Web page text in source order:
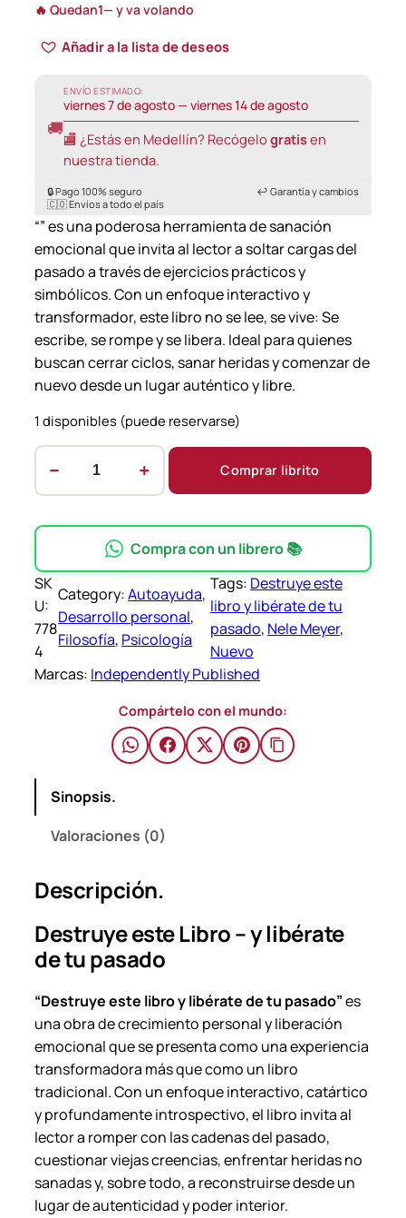
🔥 Quedan1— y va volando
Añadir a la lista de deseos
🚚
ENVÍO ESTIMADO:
viernes 7 de agosto — viernes 14 de agosto
🏬 ¿Estás en Medellín? Recógelo gratisen
nuestra tienda.
🔒 Pago 100% seguro
↩️ Garantía y cambios
🇨🇴 Envíos a todo el país
“” es una poderosa herramienta de sanación
emocional que invita al lector a soltar cargas del
pasado a través de ejercicios prácticos y
simbólicos. Con un enfoque interactivo y
transformador, este libro no se lee, se vive: Se
escribe, se rompe y se libera. Ideal para quienes
buscan cerrar ciclos, sanar heridas y comenzar de
nuevo desde un lugar auténtico y libre.
1 disponibles (puede reservarse)
e
s
r
u
y
e
e
s
i
r
y
i
b
r
a
t
e
d
e
t
u
p
a
− + Comprar librito
Compra con un librero 📚
SK
U:
778
4
Category:Autoayuda
Desarrollo personal
Filosofía, Psicología
Tags: Destruye este
libro y libérate de tu
pasado, Nele Meyer
Nuevo
Marcas: Independently Published
Compártelo con el mundo:
Sinopsis.
Valoraciones (0)
Descripción.
Destruye este Libro – y libérate
de tu pasado
“Destruye este libro y libérate de tu pasado”es
una obra de crecimiento personal y liberación
emocional que se presenta como una experiencia
transformadora más que como un libro
tradicional. Con un enfoque interactivo, catártico
y profundamente introspectivo, el libro invita al
lector a romper con las cadenas del pasado,
cuestionar viejas creencias, enfrentar heridas no
sanadas y, sobre todo, a reconstruirse desde un
lugar de autenticidad y poder interior.